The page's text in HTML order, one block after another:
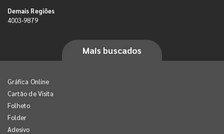
Demais Regiões
4003-9879
Mais buscados
Gráfica Online
Cartão de Visita
Folheto
Folder
Adesivo